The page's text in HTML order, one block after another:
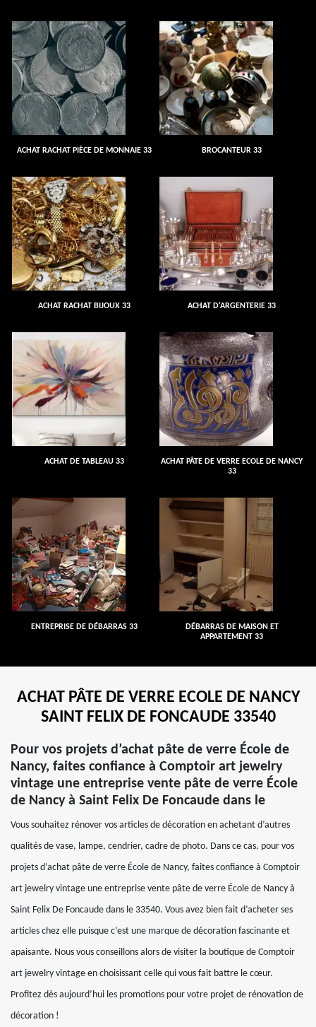
ACHAT RACHAT PIÈCE DE MONNAIE 33 BROCANTEUR 33
ACHAT RACHAT BIJOUX 33 ACHAT D'ARGENTERIE 33
ACHAT DE TABLEAU 33
ACHAT PÂTE DE VERRE ECOLE DE NANCY
33
ENTREPRISE DE DÉBARRAS 33
DÉBARRAS DE MAISON ET
APPARTEMENT 33
ACHAT PÂTE DE VERRE ECOLE DE NANCY
SAINT FELIX DE FONCAUDE 33540
Pour vos projets d’achat pâte de verre École de
Nancy, faites confiance à Comptoir art jewelry
vintage une entreprise vente pâte de verre École
de Nancy à Saint Felix De Foncaude dans le
Vous souhaitez rénover vos articles de décoration en achetant d’autres
qualités de vase, lampe, cendrier, cadre de photo. Dans ce cas, pour vos
projets d’achat pâte de verre École de Nancy, faites confiance à Comptoir
art jewelry vintage une entreprise vente pâte de verre École de Nancy à
Saint Felix De Foncaude dans le 33540. Vous avez bien fait d’acheter ses
articles chez elle puisque c’est une marque de décoration fascinante et
apaisante. Nous vous conseillons alors de visiter la boutique de Comptoir
art jewelry vintage en choisissant celle qui vous fait battre le cœur.
Profitez dès aujourd’hui les promotions pour votre projet de rénovation de
décoration !